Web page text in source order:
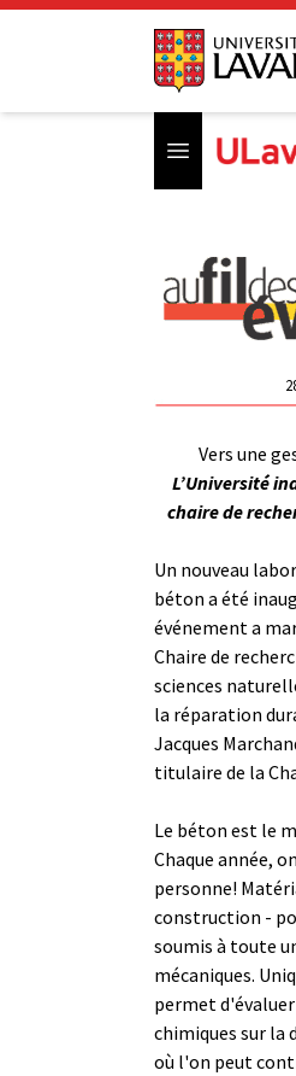
Open menu
Vers une
L’Université
chaire de
Un nouveau
béton a été
événement a
Chaire de
sciences
la réparation
Jacques
titulaire de la
Le béton est le
Chaque année,
personne!
construction -
soumis à toute
mécaniques.
permet
chimiques sur la
où l'on peut